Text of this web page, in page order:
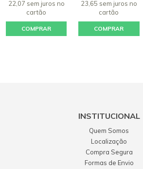
22,07 sem juros no
cartão
COMPRAR
23,65 sem juros no
cartão
COMPRAR
INSTITUCIONAL
Quem Somos
Localização
Compra Segura
Formas de Envio